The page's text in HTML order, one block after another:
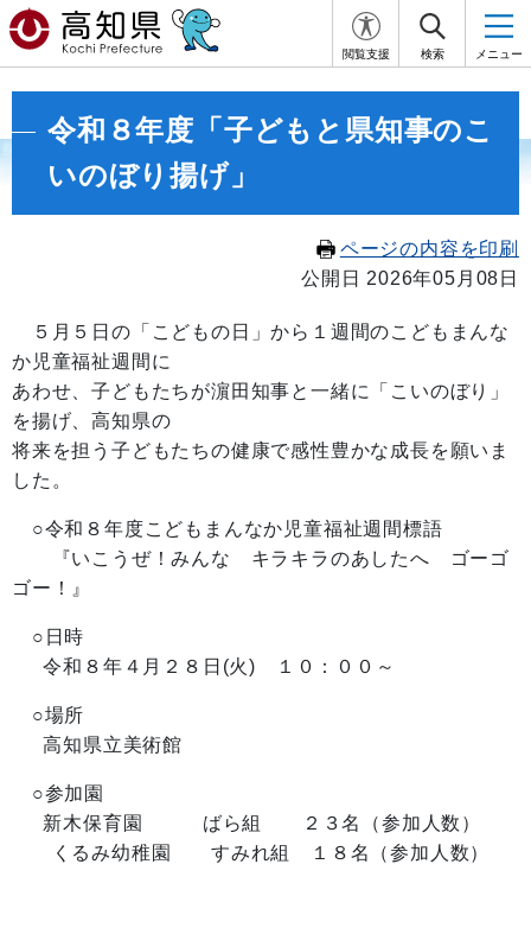
閲覧支援 検索 メニュー
令和８年度「子どもと県知事のこ
いのぼり揚げ」
ページの内容を印刷
公開日 2026年05月08日
５月５日の「こどもの日」から１週間のこどもまんな
か児童福祉週間に
あわせ、子どもたちが濵田知事と一緒に「こいのぼり」
を揚げ、高知県の
将来を担う子どもたちの健康で感性豊かな成長を願いま
した。
○令和８年度こどもまんなか児童福祉週間標語
『いこうぜ！みんな キラキラのあしたへ ゴーゴ
ゴー！』
○日時
令和８年４月２８日(火) １０：００～
○場所
高知県立美術館
○参加園
新木保育園 ばら組 ２３名（参加人数）
くるみ幼稚園 すみれ組 １８名（参加人数）